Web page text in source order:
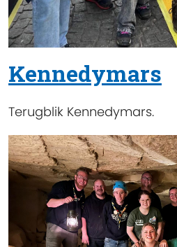
Kennedymars
Terugblik Kennedymars.